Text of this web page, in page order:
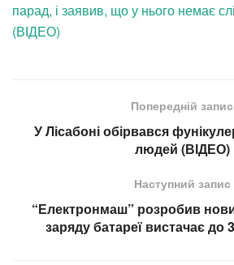
парад, і заявив, що у нього немає
(ВІДЕО)
Попередній запис
У Лісабоні обірвався
людей (ВІДЕО)
Наступний запис
“Електронмаш” розробив
заряду батареї вистачає